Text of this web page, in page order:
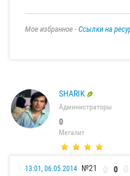
Мое избранное - Ссылки на
SHARIK
Администраторы
0
Мегалит
13:01, 06.05.2014 №21 0